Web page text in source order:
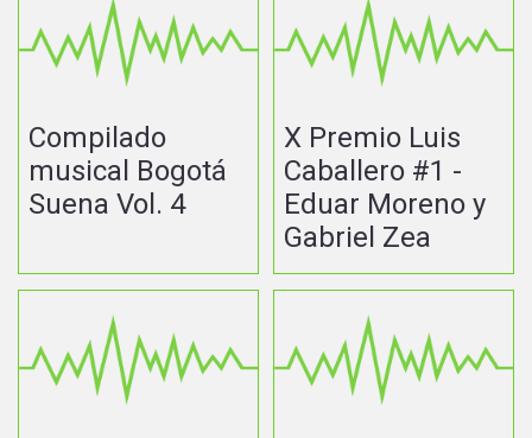
Compilado
musical Bogotá
Suena Vol. 4
X Premio Luis
Caballero #1 -
Eduar Moreno y
Gabriel Zea